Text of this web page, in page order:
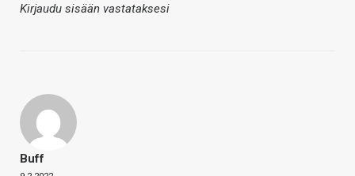
Kirjaudu sisään vastataksesi
Buff